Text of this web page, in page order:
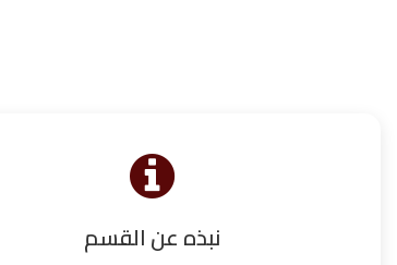
نبذه عن القسم